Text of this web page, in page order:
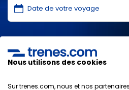
protection des données
ONLINE TRAVEL SOLUTIONS.
Nous utilisons des cookies
Sur trenes.com, nous et nos